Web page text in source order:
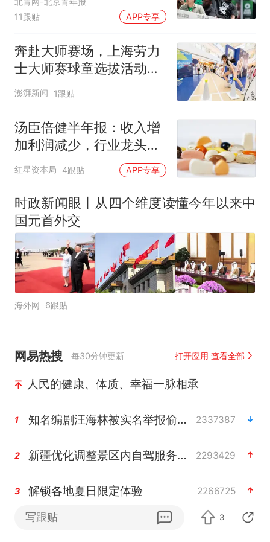
11跟贴
APP专享
奔赴大师赛场，上海劳力
士大师赛球童选拔活动启
动
澎湃新闻 1跟贴
汤臣倍健半年报：收入增
加利润减少，行业龙头的
AB面
红星资本局 4跟贴 APP专享
时政新闻眼丨从四个维度读懂今年以来中
国元首外交
海外网 6跟贴
网易热搜 每30分钟更新 打开应用 查看全部
人民的健康、体质、幸福一脉相承
1 知名编剧汪海林被实名举报偷税漏税 2337387
2 新疆优化调整景区内自驾服务收费 2293429
3 解锁各地夏日限定体验 2266725
2175441
写跟贴 3